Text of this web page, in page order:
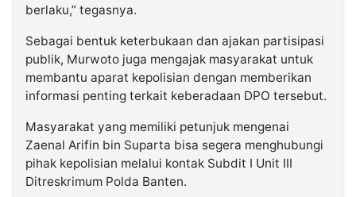
berlaku,” tegasnya.
Sebagai bentuk keterbukaan dan ajakan partisipasi
publik, Murwoto juga mengajak masyarakat untuk
membantu aparat kepolisian dengan memberikan
informasi penting terkait keberadaan DPO tersebut.
Masyarakat yang memiliki petunjuk mengenai
Zaenal Arifin bin Suparta bisa segera menghubungi
pihak kepolisian melalui kontak Subdit I Unit III
Ditreskrimum Polda Banten.